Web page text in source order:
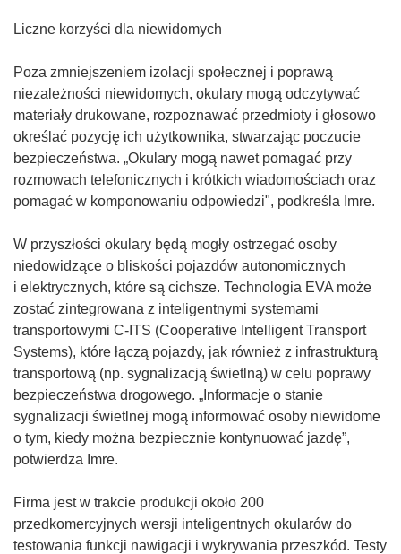
Liczne korzyści dla niewidomych
Poza zmniejszeniem izolacji społecznej i poprawą
niezależności niewidomych, okulary mogą odczytywać
materiały drukowane, rozpoznawać przedmioty i głosowo
określać pozycję ich użytkownika, stwarzając poczucie
bezpieczeństwa. „Okulary mogą nawet pomagać przy
rozmowach telefonicznych i krótkich wiadomościach oraz
pomagać w komponowaniu odpowiedzi", podkreśla Imre.
W przyszłości okulary będą mogły ostrzegać osoby
niedowidzące o bliskości pojazdów autonomicznych
i elektrycznych, które są cichsze. Technologia EVA może
zostać zintegrowana z inteligentnymi systemami
transportowymi C-ITS (Cooperative Intelligent Transport
Systems), które łączą pojazdy, jak również z infrastrukturą
transportową (np. sygnalizacją świetlną) w celu poprawy
bezpieczeństwa drogowego. „Informacje o stanie
sygnalizacji świetlnej mogą informować osoby niewidome
o tym, kiedy można bezpiecznie kontynuować jazdę”,
potwierdza Imre.
Firma jest w trakcie produkcji około 200
przedkomercyjnych wersji inteligentnych okularów do
testowania funkcji nawigacji i wykrywania przeszkód. Testy